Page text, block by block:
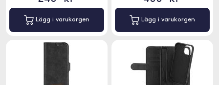
Lägg i varukorgen Lägg i varukorgen